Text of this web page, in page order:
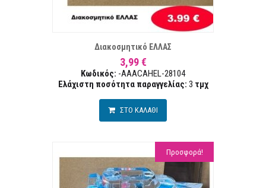
Διακοσμητικό ΕΛΛΑΣ
3,99 €
Κωδικός: -AAACAHEL-28104
Ελάχιστη ποσότητα παραγγελίας: 3 τμχ
ΣΤΟ ΚΑΛΑΘΙ
Προσφορά!